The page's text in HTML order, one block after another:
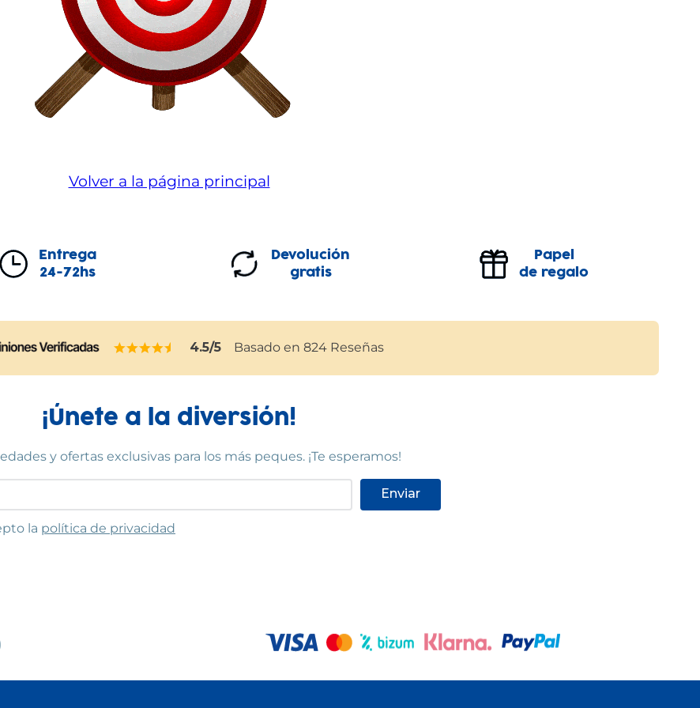
Volver a la página principal
Entrega
24-72hs
Devolución
gratis
Papel
de regalo
4.5/5 Basado en 824 Reseñas
¡Únete a la diversión!
y ofertas exclusivas para los más peques. ¡Te esperamos!
Enviar
las condiciones
la política de privacidad